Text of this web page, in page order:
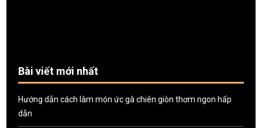
Bài viết mới nhất
Hướng dẫn cách làm món ức gà chiên giòn thơm ngon hấp
dẫn